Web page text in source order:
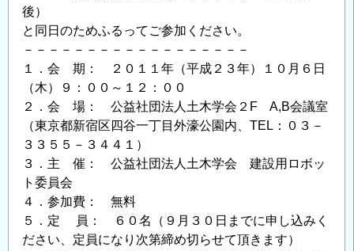
会
の
後）
と同日のためふるってご参加ください。
－－－－－－－－－－－－－－－－－－
１．会 期： ２０１１年（平成２３年）１０月６日
（木）９：００～１２：００
２．会 場： 公益社団法人土木学会２F A,B会議室
（東京都新宿区四谷一丁目外濠公園内、TEL：０３－
３３５５－３４４１）
３．主 催： 公益社団法人土木学会 建設用ロボッ
ト委員会
４．参加費： 無料
５．定 員： ６０名（９月３０日までに申し込みく
ださい、定員になり次第締め切らせて頂きます）